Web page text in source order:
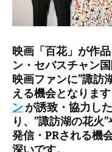
映画「百花」が作
ン・セバスチャン
映画ファンに”諏訪
える機会となります
ンが誘致・協力し
り、”諏訪湖の花火”
発信・PRされる機